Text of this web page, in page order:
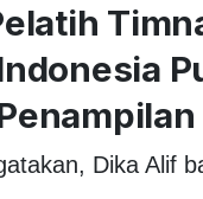
Dika Alif